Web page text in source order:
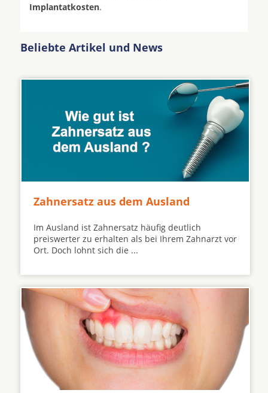
Implantatkosten.
Beliebte Artikel und News
Zahnersatz aus dem Ausland
Im Ausland ist Zahnersatz häufig deutlich
preiswerter zu erhalten als bei Ihrem Zahnarzt vor
Ort. Doch lohnt sich die ...